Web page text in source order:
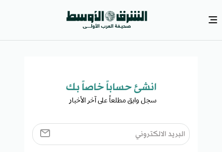
انشئ حساباً خاصاً بك​
سجل وابق مطلعاً على آخر الأخبار ​